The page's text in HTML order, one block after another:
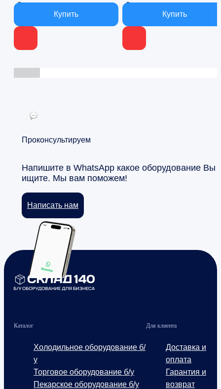
В наличии В наличии
Проконсультируем
Напишите в WhatsApp какое оборудование Вы
ищите. Мы вам поможем!
Написать нам
Каталог
Холодильное оборудование б/
у
Торговое оборудование б/у
Пекарское оборудование б/у
Для клиента
Доставка и
оплата
Гарантия и
возврат